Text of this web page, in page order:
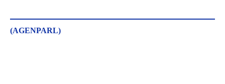
(AGENPARL)